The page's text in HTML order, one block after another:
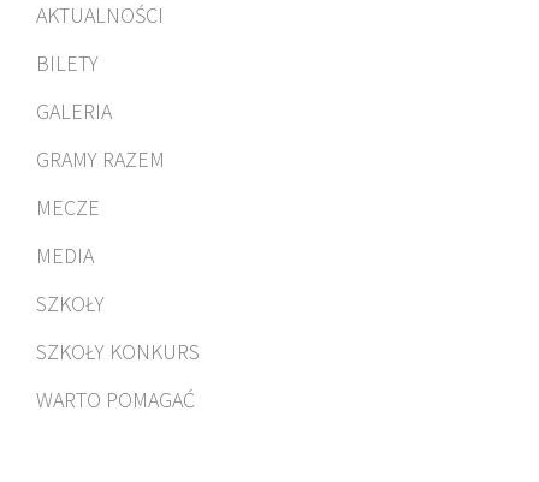
AKTUALNOŚCI
BILETY
GALERIA
GRAMY RAZEM
MECZE
MEDIA
SZKOŁY
SZKOŁY KONKURS
WARTO POMAGAĆ